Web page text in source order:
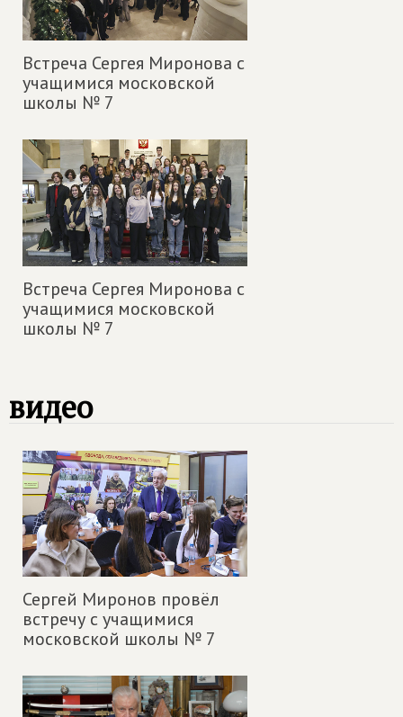
Встреча Сергея Миронова с
учащимися московской
школы № 7
Встреча Сергея Миронова с
учащимися московской
школы № 7
видео
Сергей Миронов провёл
встречу с учащимися
московской школы № 7